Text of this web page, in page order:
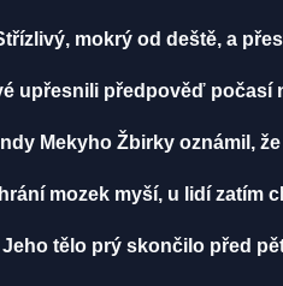
mokrý od deště, a
upřesnili předpověď počasí
Mekyho Žbirky oznámil,
mozek myší, u lidí zatím
tělo prý skončilo před